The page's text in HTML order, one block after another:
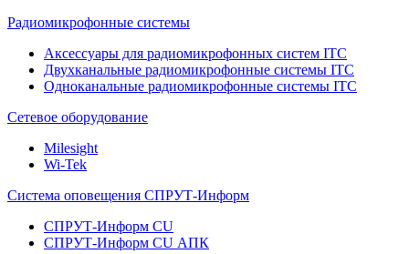
Радиомикрофонные системы
Аксессуары для радиомикрофонных систем ITC
Двухканальные радиомикрофонные системы ITC
Одноканальные радиомикрофонные системы ITC
Сетевое оборудование
Milesight
Wi-Tek
Система оповещения СПРУТ-Информ
СПРУТ-Информ CU
СПРУТ-Информ CU АПК